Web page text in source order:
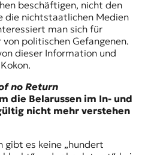
beschäftigen, nicht den
die nichtstaatlichen Medien
man sich für
politischen Gefangenen.
dieser Information und
no Return
die Belarussen im In- und
nicht mehr verstehen
gibt es keine „hundert